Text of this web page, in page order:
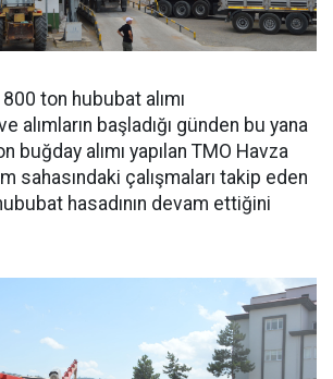
ton hububat alımı
alımların başladığı günden bu yana
buğday alımı yapılan TMO Havza
sahasındaki çalışmaları takip eden
hasadının devam ettiğini